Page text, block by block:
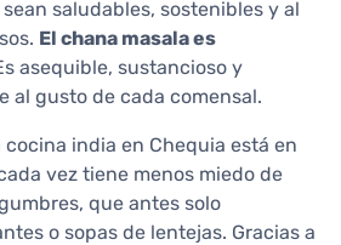
saludables, sostenibles y al
El chana masala es
asequible, sustancioso y
al gusto de cada comensal.
india en Chequia está en
vez tiene menos miedo de
que antes solo
o sopas de lentejas. Gracias a